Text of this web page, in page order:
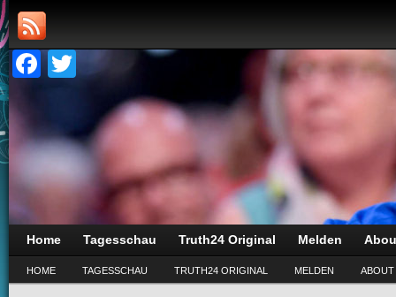
Facebook
Twitter
Home Tagesschau Truth24 Original Melden
HOME TAGESSCHAU TRUTH24 ORIGINAL MELDEN ABOUT